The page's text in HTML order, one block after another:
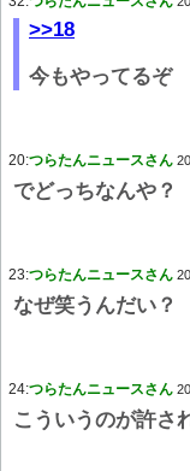
>>18
今もやってるぞ
20:つらたんニュースさん
でどっちなんや？
23:つらたんニュースさん
なぜ笑うんだい？
24:つらたんニュースさん
こういうのが許さ